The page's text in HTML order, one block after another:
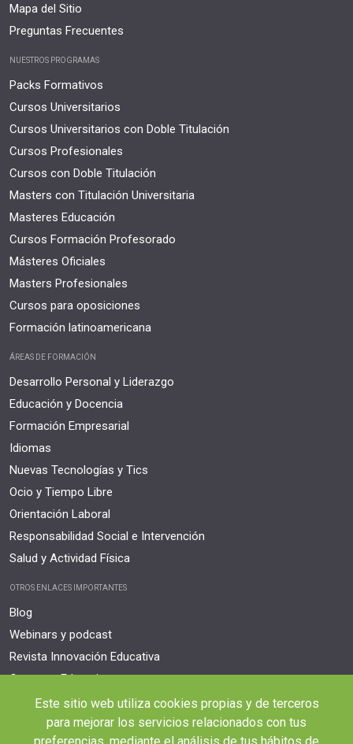
Mapa del Sitio
Preguntas Frecuentes
NUESTROS PROGRAMAS
Packs Formativos
Cursos Universitarios
Cursos Universitarios con Doble Titulación
Cursos Profesionales
Cursos con Doble Titulación
Masters con Titulación Universitaria
Masteres Educación
Cursos Formación Profesorado
Másteres Oficiales
Masters Profesionales
Cursos para oposiciones
Formación latinoamericana
ÁREAS DE FORMACIÓN
Desarrollo Personal y Liderazgo
Educación y Docencia
Formación Empresarial
Idiomas
Nuevas Tecnologías y Tics
Ocio y Tiempo Libre
Orientación Laboral
Responsabilidad Social e Intervención
Salud y Actividad Física
OTROS ENLACES IMPORTANTES
Blog
Webinars y podcast
Revista Innovación Educativa
Contexto Educativo
Desistir contrato aquí
Tienes 14 días desde tu matriculación para cancelar sin coste y recibir el
reembolso completo.
Este sitio web utiliza cookies propias y de terceros
para mejorar los servicios relacionados con tus